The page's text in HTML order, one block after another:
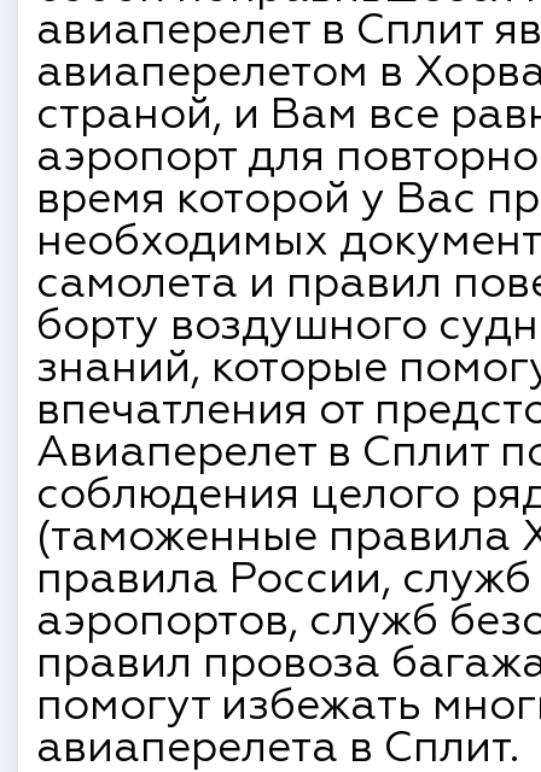
авиаперелет в Сплит
авиаперелетом в
страной, и Вам все
аэропорт для
время которой у Вас
необходимых
самолета и правил
борту воздушного
знаний, которые
впечатления от
Авиаперелет в Сплит
соблюдения целого
(таможенные правила
правила России,
аэропортов, служб
правил провоза
помогут избежать
авиаперелета в Сплит.